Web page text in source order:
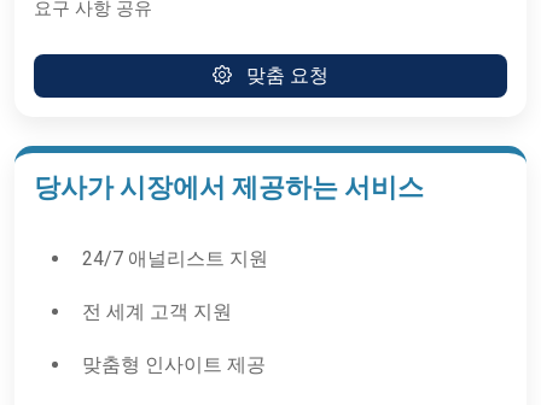
요구 사항 공유
맞춤 요청
당사가 시장에서 제공하는 서비스
24/7 애널리스트 지원
전 세계 고객 지원
맞춤형 인사이트 제공